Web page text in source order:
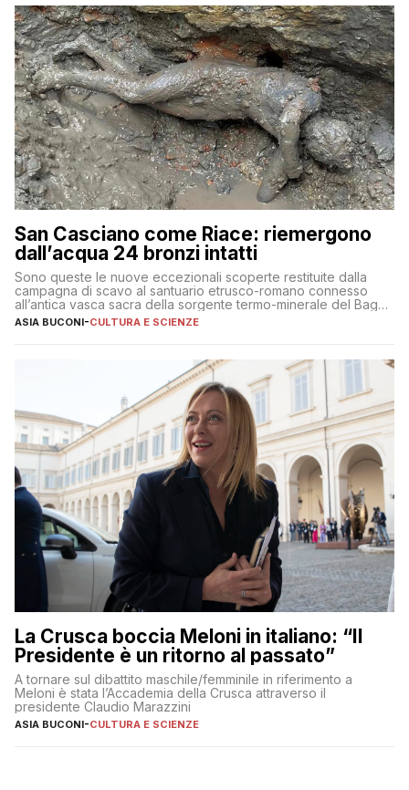
San Casciano come Riace: riemergono
dall’acqua 24 bronzi intatti
Sono queste le nuove eccezionali scoperte restituite dalla
campagna di scavo al santuario etrusco-romano connesso
all’antica vasca sacra della sorgente termo-minerale del Bagno
Grande
ASIA BUCONI-CULTURA E SCIENZE
La Crusca boccia Meloni in italiano: “Il
Presidente è un ritorno al passato”
A tornare sul dibattito maschile/femminile in riferimento a
Meloni è stata l’Accademia della Crusca attraverso il
presidente Claudio Marazzini
ASIA BUCONI-CULTURA E SCIENZE